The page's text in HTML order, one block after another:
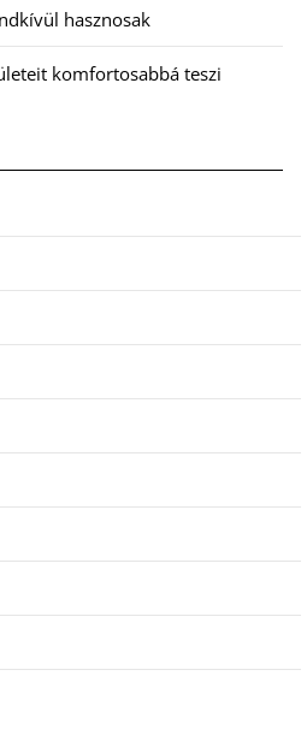
hasznosak
komfortosabbá teszi